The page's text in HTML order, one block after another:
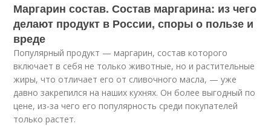
Маргарин состав. Состав маргарина: из чего
делают продукт в России, споры о пользе и
вреде
Популярный продукт — маргарин, состав которого
включает в себя не только животные, но и растительные
жиры, что отличает его от сливочного масла, — уже
давно закрепился на наших кухнях. Он более выгодный по
цене, из-за чего его популярность среди покупателей
только растет.